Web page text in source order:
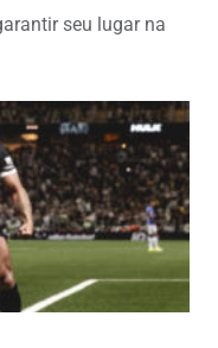
seu lugar na